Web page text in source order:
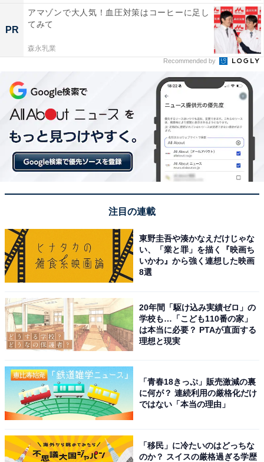
PR
アマゾンで大人気！血圧対策はコーヒーに足し
てみて
森永乳業
Recommended by
注目の連載
東野圭吾や湊かなえだけじゃな
い、「業と罪」を描く『映画ち
いかわ』から強く連想した映画
8選
20年間「駆け込み実績ゼロ」の
学校も…「こども110番の家」
は本当に必要？ PTAが直面する
理想と現実
「青春18きっぷ」販売激減の裏
に何が？ 連続利用の厳格化だけ
ではない「本当の理由」
「移民」に冷たいのはどっちな
のか？ スイスの厳格過ぎる学歴